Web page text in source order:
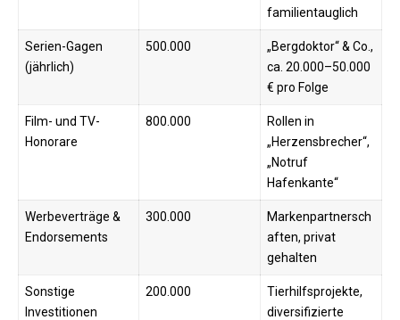
familientauglich ​
Serien-Gagen
(jährlich)
500.000
„Bergdoktor“ & Co.,
ca. 20.000–50.000
€ pro Folge
Film- und TV-
Honorare
800.000
Rollen in
„Herzensbrecher“,
„Notruf
Hafenkante“ ​
Werbeverträge &
Endorsements
300.000
Markenpartnersch
aften, privat
gehalten ​
Sonstige
Investitionen
200.000
Tierhilfsprojekte,
diversifizierte